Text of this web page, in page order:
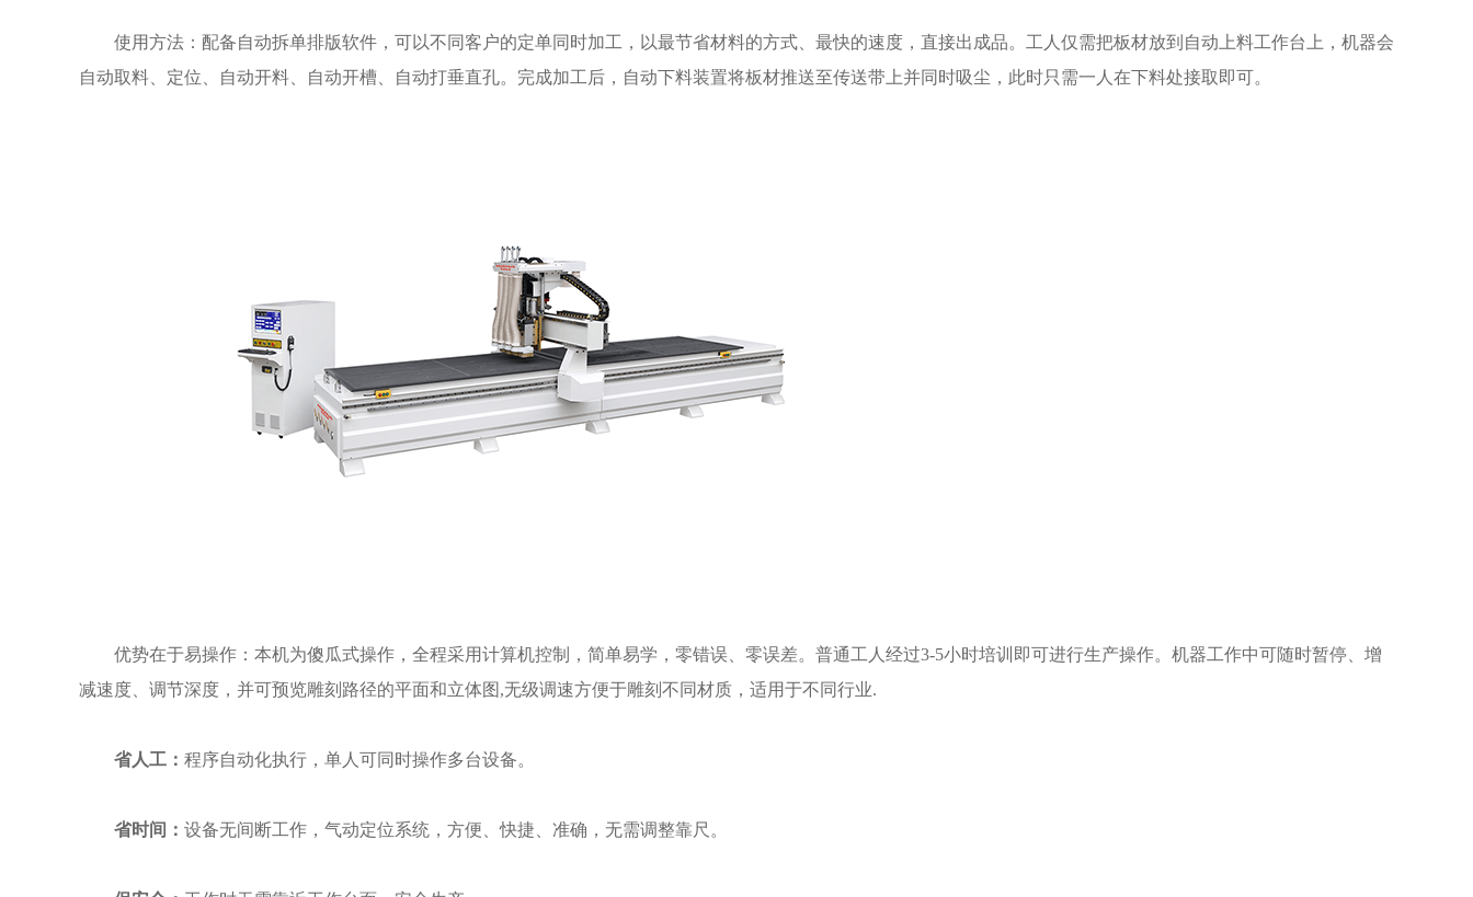
使用方法：配备自动拆单排版软件，可以不同客户的定单同时加工，以最节省材料的方式、最快的速度，直接出成品。工人仅需把板材放到自动上料工作台上，机器会
自动取料、定位、自动开料、自动开槽、自动打垂直孔。完成加工后，自动下料装置将板材推送至传送带上并同时吸尘，此时只需一人在下料处接取即可。
优势在于易操作：本机为傻瓜式操作，全程采用计算机控制，简单易学，零错误、零误差。普通工人经过3-5小时培训即可进行生产操作。机器工作中可随时暂停、增
减速度、调节深度，并可预览雕刻路径的平面和立体图,无级调速方便于雕刻不同材质，适用于不同行业.
省人工： 程序自动化执行，单人可同时操作多台设备。
省时间： 设备无间断工作，气动定位系统，方便、快捷、准确，无需调整靠尺。